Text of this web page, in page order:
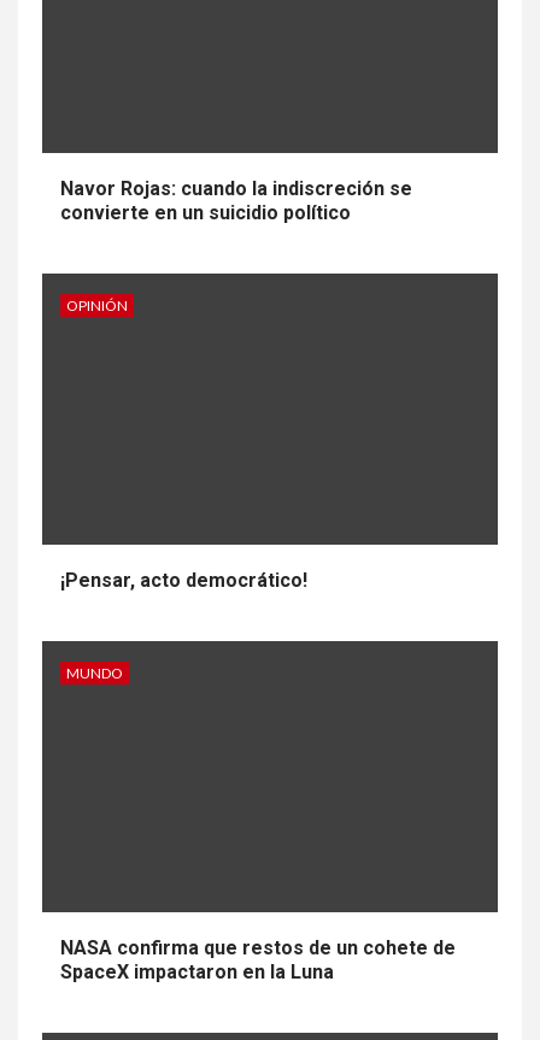
Navor Rojas: cuando la indiscreción se
convierte en un suicidio político
OPINIÓN
¡Pensar, acto democrático!
MUNDO
NASA confirma que restos de un cohete de
SpaceX impactaron en la Luna